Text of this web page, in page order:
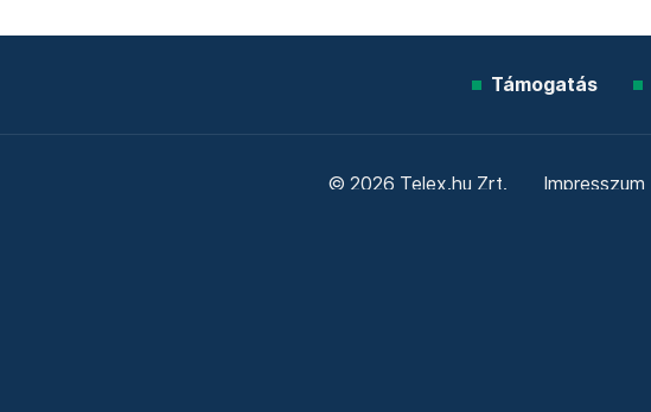
Támogatás
© 2026 Telex.hu Zrt. Impresszum